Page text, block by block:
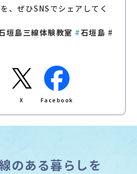
、ぜひSNSでシェアしてく
垣島三線体験教室 #石垣島 #
X Facebook
のある暮らしを